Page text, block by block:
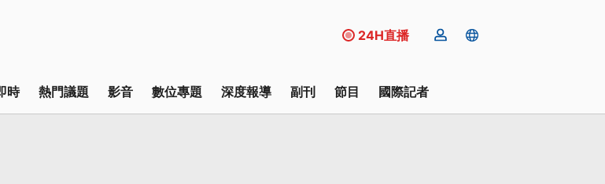
24H直播
時 熱門議題 影音 數位專題 深度報導 副刊 節目 國際記者